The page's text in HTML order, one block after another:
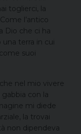
toglierci, la
l’antico
Dio che ci ha
terra in cui
suoi
nel mio vivere
con la
mi diede
la trovai
non dipendeva